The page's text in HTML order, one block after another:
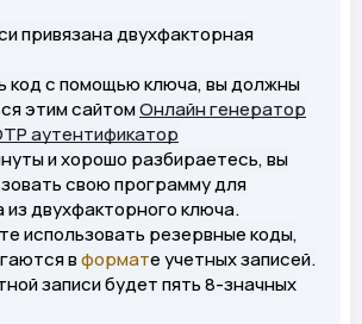
привязана двухфакторная
код с помощью ключа, вы должны
этим сайтомОнлайн генератор
аутентификатор
и хорошо разбираетесь, вы
свою программу для
из двухфакторного ключа.
использовать резервные коды,
вформате учетных записей.
записи будет пять 8-значных